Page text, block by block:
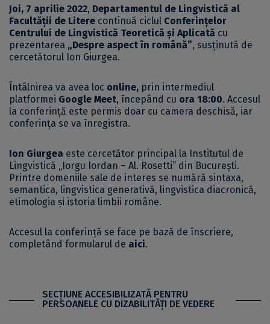
Joi, 7 aprilie 2022, Departamentul de Lingvistică al
Facultății de Litere continuă ciclul Conferințelor
Centrului de Lingvistică Teoretică și Aplicată cu
prezentarea „Despre aspect în română”, susținută de
cercetătorul Ion Giurgea.
Întâlnirea va avea loc online, prin intermediul
platformei Google Meet, începând cu ora 18:00. Accesul
la conferință este permis doar cu camera deschisă, iar
conferința se va înregistra.
Ion Giurgea este cercetător principal la Institutul de
Lingvistică „Iorgu Iordan – Al. Rosetti” din București.
Printre domeniile sale de interes se numără sintaxa,
semantica, lingvistica generativă, lingvistica diacronică,
etimologia și istoria limbii române.
Accesul la conferință se face pe bază de înscriere,
completând formularul de aici.
SECŢIUNE ACCESIBILIZATĂ PENTRU
PERSOANELE CU DIZABILITĂŢI DE VEDERE